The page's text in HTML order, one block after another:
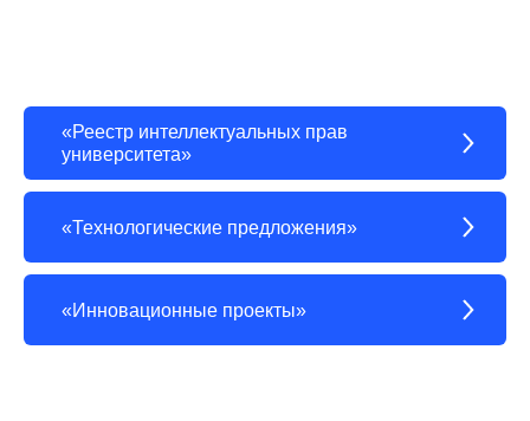
«Реестр интеллектуальных прав
университета»
«Технологические предложения»
«Инновационные проекты»